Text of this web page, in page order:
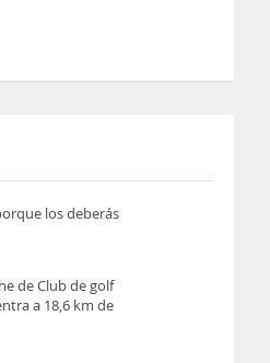
los deberás
de Club de golf
a 18,6 km de